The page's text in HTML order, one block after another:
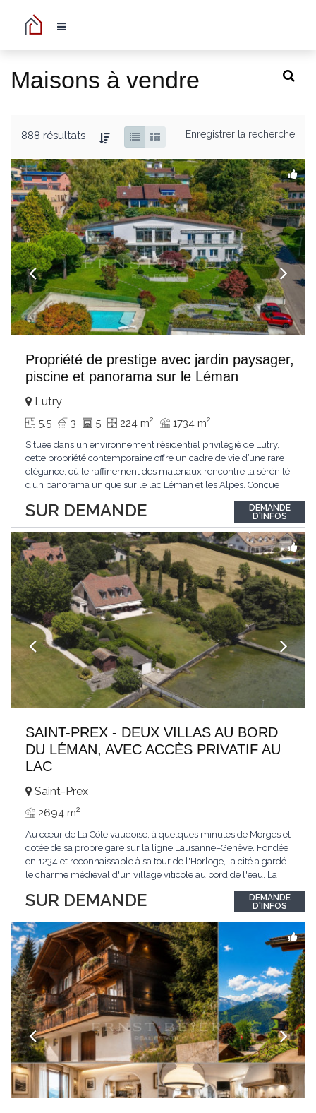
Maisons à vendre
888 résultats Enregistrer la recherche
Propriété de prestige avec jardin paysager,
piscine et panorama sur le Léman
SUR DEMANDE
Lutry
5.5 3 5 224 m2 1734 m2
Située dans un environnement résidentiel privilégié de Lutry,
cette propriété contemporaine offre un cadre de vie d’une rare
élégance, où le raffinement des matériaux rencontre la sérénité
d’un panorama unique sur le lac Léman et les Alpes. Conçue
distingue par ses espaces généreux et son atmosphère
résolument harmonieuse. Caractéristiques...
DEMANDE
D'INFOS
SAINT-PREX - DEUX VILLAS AU BORD
DU LÉMAN, AVEC ACCÈS PRIVATIF AU
LAC
SUR DEMANDE
Saint-Prex
2694 m2
Au cœur de La Côte vaudoise, à quelques minutes de Morges et
dotée de sa propre gare sur la ligne Lausanne–Genève. Fondée
en 1234 et reconnaissable à sa tour de l'Horloge, la cité a gardé
le charme médiéval d'un village viticole au bord de l'eau. La
immédiate des villes. Dans cet environnement privilégié, une
propriété...
DEMANDE
D'INFOS